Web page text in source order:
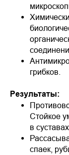
грибков.
Результаты:
Стойкое
в
спаек,